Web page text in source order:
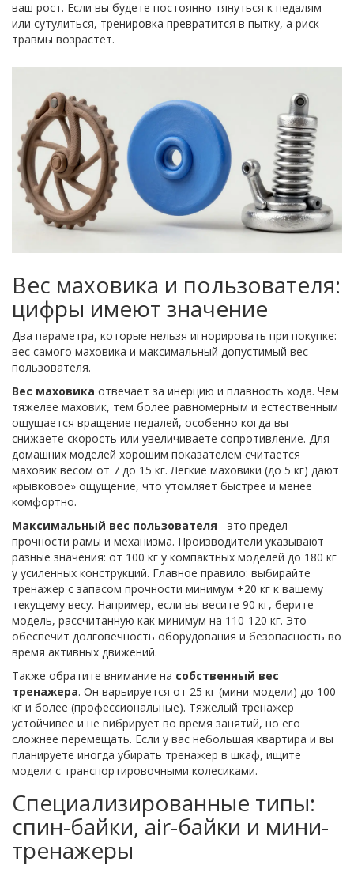
ваш рост. Если вы будете постоянно тянуться к педалям
или сутулиться, тренировка превратится в пытку, а риск
травмы возрастет.
Вес маховика и пользователя:
цифры имеют значение
Два параметра, которые нельзя игнорировать при покупке:
вес самого маховика и максимальный допустимый вес
пользователя.
Вес маховика отвечает за инерцию и плавность хода. Чем
тяжелее маховик, тем более равномерным и естественным
ощущается вращение педалей, особенно когда вы
снижаете скорость или увеличиваете сопротивление. Для
домашних моделей хорошим показателем считается
маховик весом от 7 до 15 кг. Легкие маховики (до 5 кг) дают
«рывковое» ощущение, что утомляет быстрее и менее
комфортно.
Максимальный вес пользователя - это предел
прочности рамы и механизма. Производители указывают
разные значения: от 100 кг у компактных моделей до 180 кг
у усиленных конструкций. Главное правило: выбирайте
тренажер с запасом прочности минимум +20 кг к вашему
текущему весу. Например, если вы весите 90 кг, берите
модель, рассчитанную как минимум на 110-120 кг. Это
обеспечит долговечность оборудования и безопасность во
время активных движений.
Также обратите внимание на собственный вес
тренажера. Он варьируется от 25 кг (мини-модели) до 100
кг и более (профессиональные). Тяжелый тренажер
устойчивее и не вибрирует во время занятий, но его
сложнее перемещать. Если у вас небольшая квартира и вы
планируете иногда убирать тренажер в шкаф, ищите
модели с транспортировочными колесиками.
Специализированные типы:
спин-байки, air-байки и мини-
тренажеры